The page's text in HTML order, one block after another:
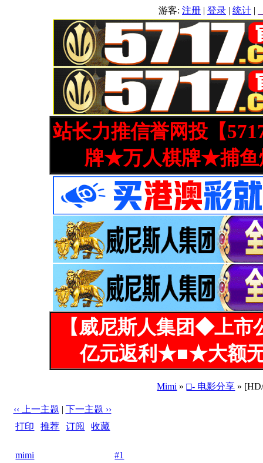
游客: 注册 | 登录 | 统计 |
站长力推信誉网投【
牌★万人棋牌★捕鱼
【威尼斯人集团◆上
亿元返利★■★大额
Mimi »□- 电影分享 »
‹‹ 上一主题 | 下一主题 ››
打印 |推荐 |订阅 |收藏
mimi
#1